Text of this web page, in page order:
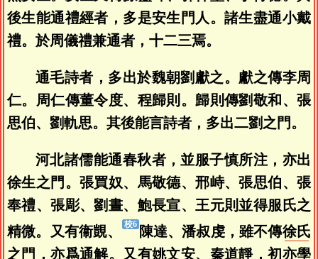
後生能通禮經者，多是安生門人。諸生盡通小戴
禮。於周儀禮兼通者，十二三焉。
通毛詩者，多出於魏朝劉獻之。獻之傳李周
仁。周仁傳董令度、程歸則。歸則傳劉敬和、張
思伯、劉軌思。其後能言詩者，多出二劉之門。
河北諸儒能通春秋者，並服子慎所注，亦出
徐生之門。張買奴、馬敬德、邢峙、張思伯、張
奉禮、張彫、劉晝、鮑長宣、王元則並得服氏之
精微。又有衞覬、
陳達、潘叔虔，雖不傳徐氏
之門，亦爲通解。又有姚文安、秦道靜，初亦學